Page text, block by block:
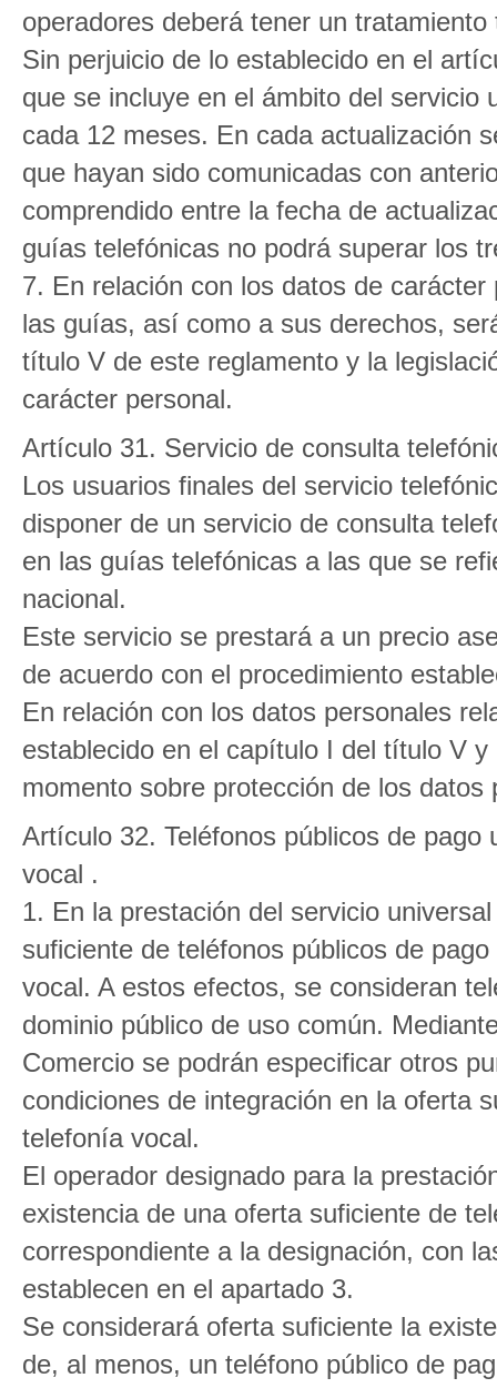
operadores deberá tener un
Sin perjuicio de lo establecido en el
que se incluye en el ámbito del
cada 12 meses. En cada actualización
que hayan sido comunicadas con
comprendido entre la fecha de
guías telefónicas no podrá superar los
7. En relación con los datos de
las guías, así como a sus derechos,
título V de este reglamento y la
carácter personal.
Artículo 31. Servicio de consulta
Los usuarios finales del servicio
disponer de un servicio de consulta
en las guías telefónicas a las que se
nacional.
Este servicio se prestará a un precio
de acuerdo con el procedimiento
En relación con los datos personales
establecido en el capítulo I del título V
momento sobre protección de los datos
Artículo 32. Teléfonos públicos de
vocal .
1. En la prestación del servicio
suficiente de teléfonos públicos de
vocal. A estos efectos, se consideran
dominio público de uso común.
Comercio se podrán especificar otros
condiciones de integración en la oferta
telefonía vocal.
El operador designado para la
existencia de una oferta suficiente de
correspondiente a la designación, con
establecen en el apartado 3.
Se considerará oferta suficiente la
de, al menos, un teléfono público de